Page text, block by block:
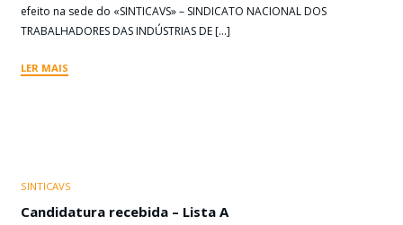
efeito na sede do «SINTICAVS» – SINDICATO NACIONAL DOS
TRABALHADORES DAS INDÚSTRIAS DE […]
LER MAIS
SINTICAVS
Candidatura recebida – Lista A